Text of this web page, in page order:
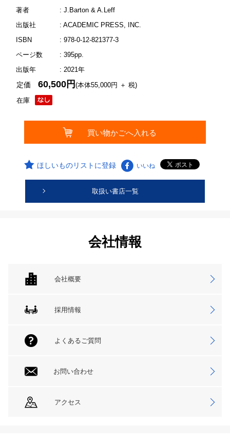
著者
: J.Barton & A.Leff
出版社
: ACADEMIC PRESS, INC.
ISBN
: 978-0-12-821377-3
ページ数
: 395pp.
出版年
: 2021年
在庫
定価60,500円(本体55,000円 ＋ 税)
ほしいものリストに登録 いいね
取扱い書店一覧
会社情報
会社概要
採用情報
よくあるご質問
お問い合わせ
アクセス